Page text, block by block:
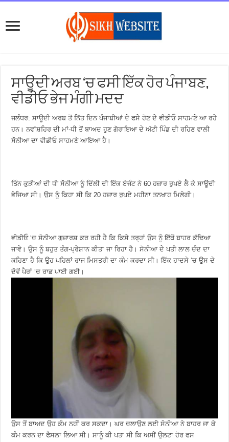
ਸਾਊਦੀ ਅਰਬ ‘ਚ ਫਸੀ ਇੱਕ ਹੋਰ ਪੰਜਾਬਣ,
ਵੀਡੀਓ ਭੇਜ ਮੰਗੀ ਮਦਦ
ਜਲੰਧਰ: ਸਾਊਦੀ ਅਰਬ ਤੋਂ ਨਿੱਤ ਦਿਨ ਪੰਜਾਬੀਆਂ ਦੇ ਫਸੇ ਹੋਣ ਦੇ ਵੀਡੀਓ ਸਾਹਮਣੇ ਆ ਰਹੇ
ਹਨ। ਨਵਾਂਸ਼ਹਿਰ ਦੀ ਮਾਂ-ਧੀ ਤੋਂ ਬਾਅਦ ਹੁਣ ਗੋਰਾਇਆ ਦੇ ਅੱਟੀ ਪਿੰਡ ਦੀ ਰਹਿਣ ਵਾਲੀ
ਸੋਨੀਆ ਦਾ ਵੀਡੀਓ ਸਾਹਮਣੇ ਆਇਆ ਹੈ।
ਤਿੰਨ ਕੁੜੀਆਂ ਦੀ ਧੀ ਸੋਨੀਆ ਨੂੰ ਦਿੱਲੀ ਦੀ ਇੱਕ ਏਜੰਟ ਨੇ 60 ਹਜ਼ਾਰ ਰੁਪਏ ਲੈ ਕੇ ਸਾਊਦੀ
ਭੇਜਿਆ ਸੀ। ਉਸ ਨੂੰ ਕਿਹਾ ਸੀ ਕਿ 20 ਹਜ਼ਾਰ ਰੁਪਏ ਮਹੀਨਾ ਤਨਖਾਹ ਮਿਲੇਗੀ।
ਵੀਡੀਓ ‘ਚ ਸੋਨੀਆ ਗੁਜ਼ਾਰਸ਼ ਕਰ ਰਹੀ ਹੈ ਕਿ ਕਿਸੇ ਤਰ੍ਹਾਂ ਉਸ ਨੂੰ ਇੱਥੋਂ ਬਾਹਰ ਕੱਢਿਆ
ਜਾਵੇ। ਉਸ ਨੂੰ ਬਹੁਤ ਤੰਗ-ਪ੍ਰੇਸ਼ਾਨ ਕੀਤਾ ਜਾ ਰਿਹਾ ਹੈ। ਸੋਨੀਆ ਦੇ ਪਤੀ ਲਾਲ ਚੰਦ ਦਾ
ਕਹਿਣਾ ਹੈ ਕਿ ਉਹ ਪਹਿਲਾਂ ਰਾਜ ਮਿਸਤਰੀ ਦਾ ਕੰਮ ਕਰਦਾ ਸੀ। ਇੱਕ ਹਾਦਸੇ ‘ਚ ਉਸ ਦੇ
ਦੋਵੇਂ ਪੈਰਾਂ ‘ਚ ਰਾਡ ਪਾਈ ਗਈ।
ਉਸ ਤੋਂ ਬਾਅਦ ਉਹ ਕੰਮ ਨਹੀਂ ਕਰ ਸਕਦਾ। ਘਰ ਚਲਾਉਣ ਲਈ ਸੋਨੀਆ ਨੇ ਬਾਹਰ ਜਾ ਕੇ
ਕੰਮ ਕਰਨ ਦਾ ਫੈਸਲਾ ਲਿਆ ਸੀ। ਸਾਨੂੰ ਕੀ ਪਤਾ ਸੀ ਕਿ ਅਸੀਂ ਉਲਟਾ ਹੋਰ ਫਸ